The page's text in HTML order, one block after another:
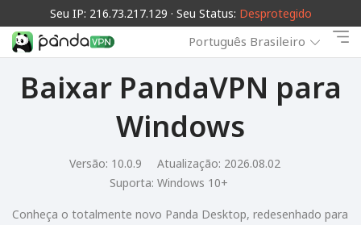
Seu IP: 216.73.217.129 · Seu Status: Desprotegido
Português Brasileiro
Baixar PandaVPN para
Windows
Versão: 10.0.9
Atualização: 2026.08.02
Suporta: Windows 10+
Conheça o totalmente novo Panda Desktop, redesenhado para